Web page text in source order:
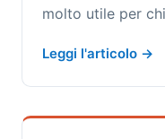
molto utile per
Leggi l'articolo →